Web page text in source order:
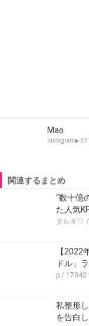
Mao
Instagram▶︎
関連するまとめ
“数十億
た人気
タルギ♡
【2022
ドル」
p / 17042
私整形
を告白